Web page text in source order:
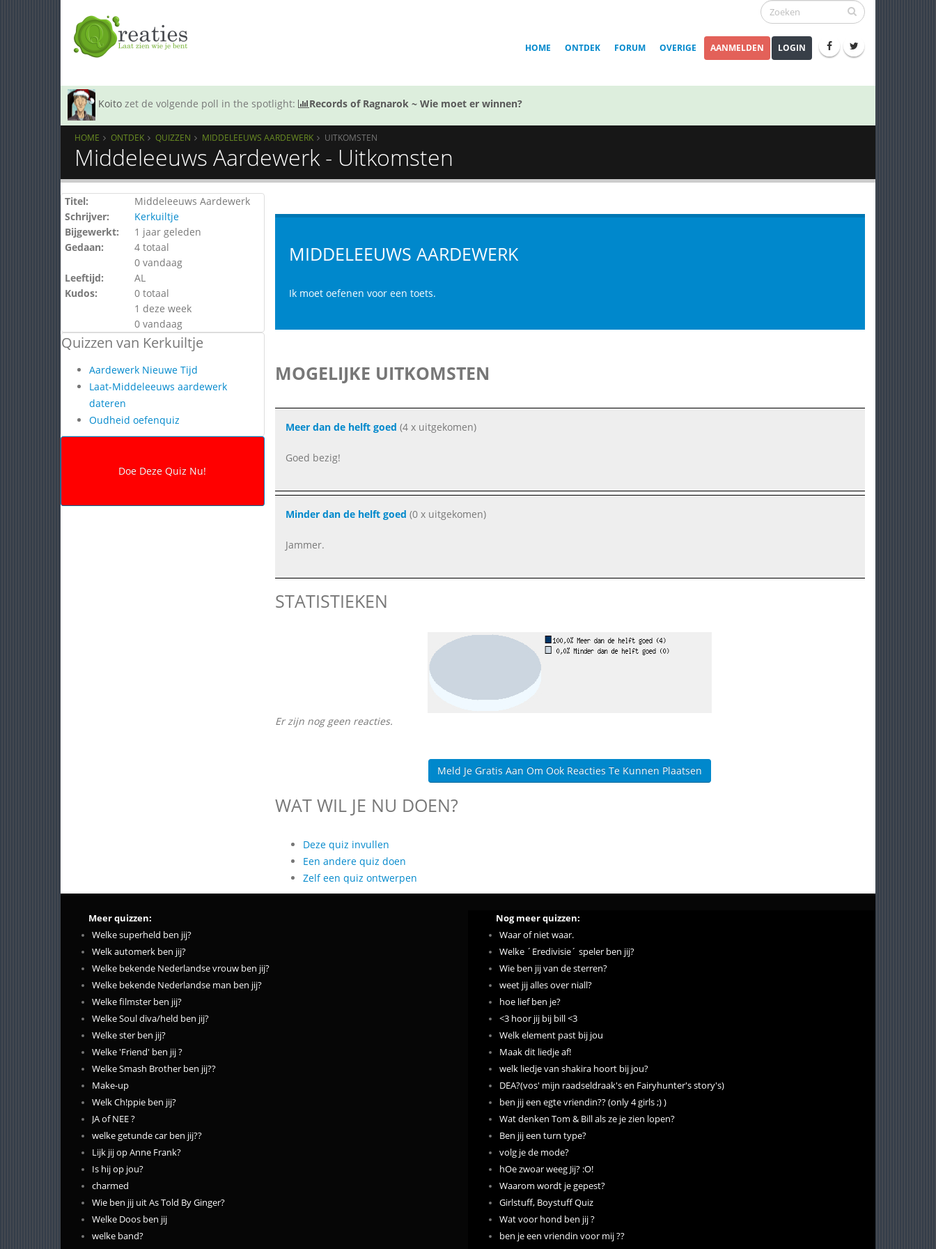
HOME ONTDEK FORUM OVERIGE AANMELDEN LOGIN
Koito zet de volgende poll in the spotlight: Records of Ragnarok ~ Wie moet er winnen?
HOME ONTDEK QUIZZEN MIDDELEEUWS AARDEWERK UITKOMSTEN
Middeleeuws Aardewerk - Uitkomsten
Titel:
Middeleeuws Aardewerk
Schrijver:
Kerkuiltje
Bijgewerkt:
1 jaar geleden
Gedaan:
4 totaal
0 vandaag
Leeftijd:
AL
Kudos:
0 totaal
1 deze week
0 vandaag
Quizzen van Kerkuiltje
Aardewerk Nieuwe Tijd
Laat-Middeleeuws aardewerk
dateren
Oudheid oefenquiz
MIDDELEEUWS AARDEWERK
Ik moet oefenen voor een toets.
MOGELIJKE UITKOMSTEN
Meer dan de helft goed (4 x uitgekomen)
Goed bezig!
Minder dan de helft goed (0 x uitgekomen)
Jammer.
STATISTIEKEN
Er zijn nog geen reacties.
Meld Je Gratis Aan Om Ook Reacties Te Kunnen Plaatsen
WAT WIL JE NU DOEN?
Deze quiz invullen
Een andere quiz doen
Zelf een quiz ontwerpen
Meer quizzen:
Welke superheld ben jij?
Welk automerk ben jij?
Welke bekende Nederlandse vrouw ben jij?
Welke bekende Nederlandse man ben jij?
Welke filmster ben jij?
Welke Soul diva/held ben jij?
Welke ster ben jij?
Welke 'Friend' ben jij ?
Welke Smash Brother ben jij??
Make-up
Welk Ch!ppie ben jij?
JA of NEE ?
welke getunde car ben jij??
Lijk jij op Anne Frank?
Is hij op jou?
charmed
Wie ben jij uit As Told By Ginger?
Welke Doos ben jij
welke band?
Nog meer quizzen:
Waar of niet waar.
Welke ´Eredivisie´ speler ben jij?
Wie ben jij van de sterren?
weet jij alles over niall?
hoe lief ben je?
<3 hoor jij bij bill <3
Welk element past bij jou
Maak dit liedje af!
welk liedje van shakira hoort bij jou?
DEA?(vos' mijn raadseldraak's en Fairyhunter's story's)
ben jij een egte vriendin?? (only 4 girls ;) )
Wat denken Tom & Bill als ze je zien lopen?
Ben jij een turn type?
volg je de mode?
hOe zwoar weeg Jij? :O!
Waarom wordt je gepest?
Girlstuff, Boystuff Quiz
Wat voor hond ben jij ?
ben je een vriendin voor mij ??